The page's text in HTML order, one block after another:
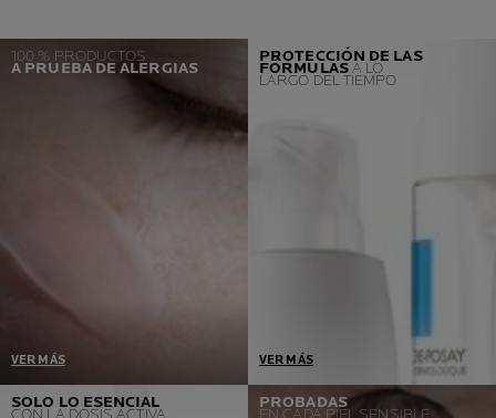
100 % PRODUCTOS
A PRUEBA DE ALERGIAS
VER MÁS
Un prerrequisito = Ausencia
PROTECCIÓN DE LAS
FÓRMULASA LO
LARGO DEL TIEMPO
VER MÁS
Seleccionamos el envase
SOLO LO ESENCIAL PROBADAS